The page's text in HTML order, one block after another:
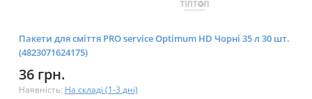
Пакети для сміття PRO service Optimum HD Чорні 35 л 30 шт.
(4823071624175)
36 грн.
Наявність: На складі (1-3 дні)